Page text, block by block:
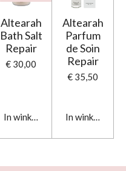
Altearah
Bath Salt
Repair
€ 30,00
In winkelwagen
Altearah
Parfum
de Soin
Repair
€ 35,50
In